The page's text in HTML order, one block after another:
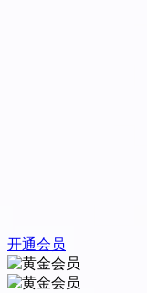
开通会员